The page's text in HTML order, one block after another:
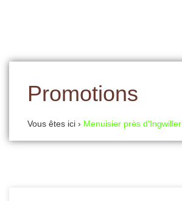
Promotions
Vous êtes ici › Menuisier près d'Ingwiller